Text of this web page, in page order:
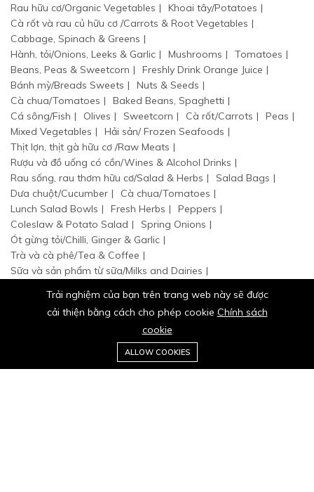
Rau hữu cơ/Organic Vegetables
Khoai tây/Potatoes
Cà rốt và rau củ hữu cơ /Carrots & Root Vegetables
Cabbage, Spinach & Greens
Hành, tỏi/Onions, Leeks & Garlic
Mushrooms
Tomatoes
Beans, Peas & Sweetcorn
Freshly Drink Orange Juice
Bánh mỳ/Breads Sweets
Nuts & Seeds
Cà chua/Tomatoes
Baked Beans, Spaghetti
Cá sông/Fish
Olives Sweetcorn Cà rốt/Carrots
Peas
Mixed Vegetables
Hải sản/ Frozen Seafoods
Thịt lợn, thịt gà hữu cơ /Raw Meats
Rượu và đồ uống có cồn/Wines & Alcohol Drinks
Rau sống, rau thơm hữu cơ/Salad & Herbs
Salad Bags
Dưa chuột/Cucumber
Cà chua/Tomatoes
Lunch Salad Bowls
Fresh Herbs
Peppers
Coleslaw & Potato Salad
Spring Onions
Ót gừng tỏi/Chilli, Ginger & Garlic
Trà và cà phê/Tea & Coffee
Sữa và sản phẩm từ sữa/Milks and Dairies
© 2024 BA TỐT hữu cơ organic. Tất cả quyền đã được bảo hộ.
0
Giỏ
hàng
Trải nghiệm của bạn trên trang web này sẽ được
cải thiện bằng cách cho phép cookie Chính sách
cookie
ALLOW COOKIES